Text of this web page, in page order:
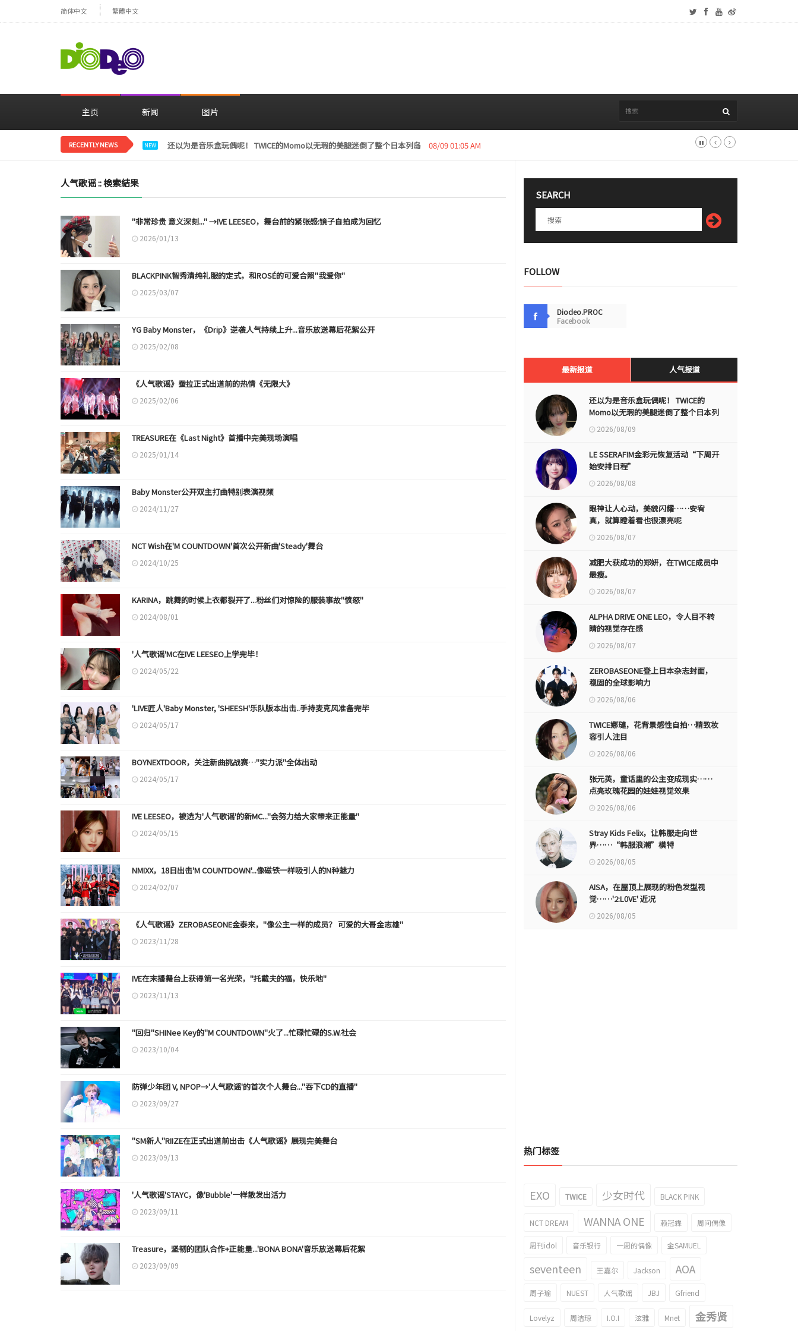
简体中文 繁體中文
主页 新闻 图片
RECENTLY NEWS NEW LE SSERAFIM金彩元恢复活动“下周开始安排日程” 08/08 01:05 AM
人气歌谣 :: 検索結果
"非常珍贵 意义深刻..." →IVE LEESEO，舞台前的紧张感:镜子自拍成为回忆
2026/01/13
BLACKPINK智秀清纯礼服的定式，和ROSÉ的可爱合照"我爱你"
2025/03/07
YG Baby Monster，《Drip》逆袭人气持续上升...音乐放送幕后花絮公开
2025/02/08
《人气歌谣》蚕拉正式出道前的热情《无限大》
2025/02/06
TREASURE在《Last Night》首播中完美现场演唱
2025/01/14
Baby Monster公开双主打曲特别表演视频
2024/11/27
NCT Wish在'M COUNTDOWN'首次公开新曲'Steady'舞台
2024/10/25
KARINA，跳舞的时候上衣都裂开了...粉丝们对惊险的服装事故"愤怒"
2024/08/01
'人气歌谣'MC在IVE LEESEO上学完毕！
2024/05/22
'LIVE匠人'Baby Monster, 'SHEESH'乐队版本出击..手持麦克风准备完毕
2024/05/17
BOYNEXTDOOR，关注新曲挑战赛…"实力派"全体出动
2024/05/17
IVE LEESEO，被选为'人气歌谣'的新MC..."会努力给大家带来正能量"
2024/05/15
NMIXX，18日出击'M COUNTDOWN'...像磁铁一样吸引人的N种魅力
2024/02/07
《人气歌谣》ZEROBASEONE金泰来，"像公主一样的成员？ 可爱的大哥金志雄"
2023/11/28
IVE在末播舞台上获得第一名光荣，"托戴夫的福，快乐地"
2023/11/13
"回归"SHINee Key的"M COUNTDOWN"火了...忙碌忙碌的S.W.社会
2023/10/04
防弹少年团 V, NPOP→'人气歌谣'的首次个人舞台..."吞下CD的直播"
2023/09/27
"SM新人"RIIZE在正式出道前出击《人气歌谣》展现完美舞台
2023/09/13
'人气歌谣'STAYC，像'Bubble'一样散发出活力
2023/09/11
Treasure，坚韧的团队合作+正能量...'BONA BONA'音乐放送幕后花絮
2023/09/09
SEARCH
FOLLOW
Diodeo.PROC
Facebook
最新报道 人气报道
还以为是音乐盒玩偶呢！ TWICE的
Momo以无瑕的美腿迷倒了整个日本列
岛 2026/08/09
LE SSERAFIM金彩元恢复活动“下周开
始安排日程”
2026/08/08
眼神让人心动，美貌闪耀……安宥
真，就算瞪着看也很漂亮呢
2026/08/07
减肥大获成功的郑妍，在TWICE成员中
最瘦。
2026/08/07
ALPHA DRIVE ONE LEO，令人目不转
睛的视觉存在感
2026/08/07
ZEROBASEONE登上日本杂志封面，
稳固的全球影响力
2026/08/06
TWICE娜璉，花背景感性自拍…精致妆
容引人注目
2026/08/06
张元英，童话里的公主变成现实……
点亮玫瑰花园的娃娃视觉效果
2026/08/06
Stray Kids Felix，让韩服走向世
界……“韩服浪潮”模特
2026/08/05
AISA，在屋顶上展现的粉色发型视
觉……'2:L0VE' 近况
2026/08/05
热门标签
EXO TWICE 少女时代 BLACK PINK
NCT DREAM WANNA ONE 赖冠霖 周间偶像
周刊idol 音乐银行 一周的偶像 金SAMUEL
seventeen 王嘉尔 Jackson AOA
周子瑜 NUEST 人气歌谣 JBJ Gfriend
Lovelyz 周洁琼 I.O.I 泫雅 Mnet 金秀贤